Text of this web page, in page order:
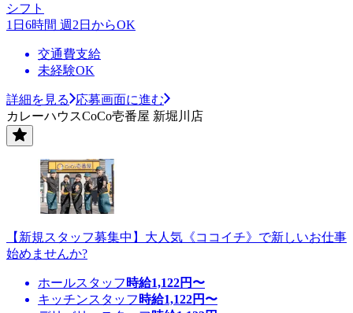
シフト
1日6時間 週2日からOK
交通費支給
未経験OK
詳細を見る
応募画面に進む
カレーハウスCoCo壱番屋 新堀川店
【新規スタッフ募集中】大人気《ココイチ》で新しいお仕事
始めませんか?
ホールスタッフ 時給1,122円〜
キッチンスタッフ 時給1,122円〜